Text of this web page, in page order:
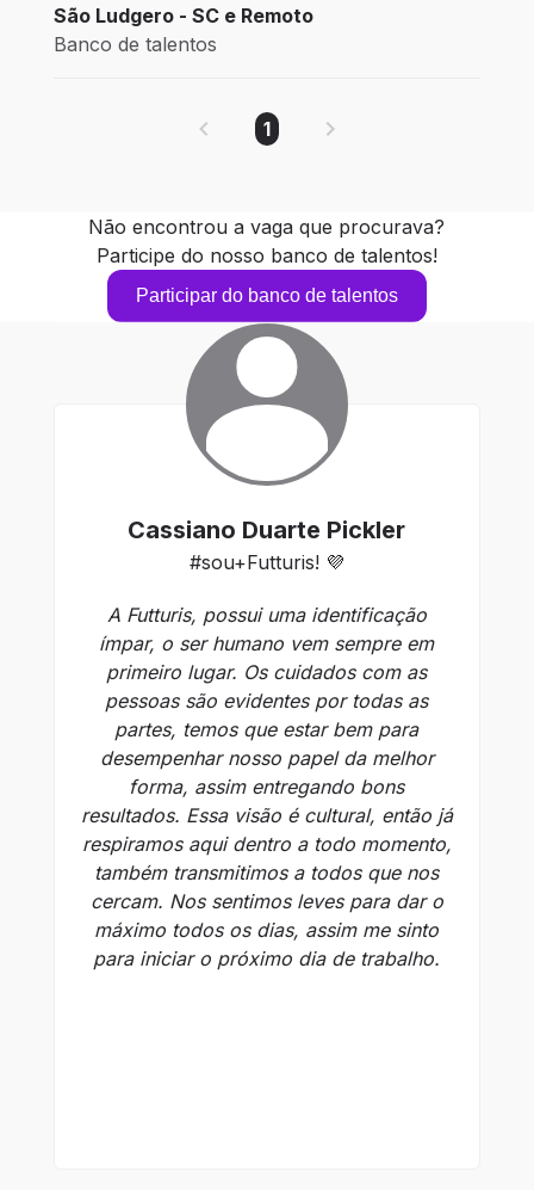
São Ludgero - SC e Remoto
Banco de talentos
1
Não encontrou a vaga que procurava?
Participe do nosso banco de talentos!
Participar do banco de talentos
Cassiano Duarte Pickler
#sou+Futturis! 💜
A Futturis, possui uma identificação
ímpar, o ser humano vem sempre em
primeiro lugar. Os cuidados com as
pessoas são evidentes por todas as
partes, temos que estar bem para
desempenhar nosso papel da melhor
forma, assim entregando bons
resultados. Essa visão é cultural, então já
respiramos aqui dentro a todo momento,
também transmitimos a todos que nos
cercam. Nos sentimos leves para dar o
máximo todos os dias, assim me sinto
para iniciar o próximo dia de trabalho.